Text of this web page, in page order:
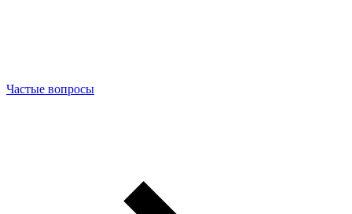
Частые вопросы